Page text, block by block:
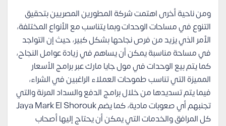
ومن ناحية أخرى اهتمت شركة المطورين المصريين بتحقيق
التنوع في مساحات الوحدات وبما يتناسب مع الأنواع المختلفة،
الأمر الذي يزيد من فرص نجاحها بشكل كبير، حيث إن التواجد
في مساحة مناسبة يمكن أن يساهم في زيادة عوامل النجاح،
كما يتم بيع الوحدات في مول جايا مارك عبر برامج الأسعار
المميزة التي تناسب طموحات العملاء الراغبين في الشراء،
فيما يتم تسديدها من خلال برامج الدفع والسداد المرنة والتي
تجنبهم أي صعوبات مادية، كما يضم Jaya Mark El Shorouk
كل المرافق والخدمات التي يمكن أن يحتاج إليها أصحاب